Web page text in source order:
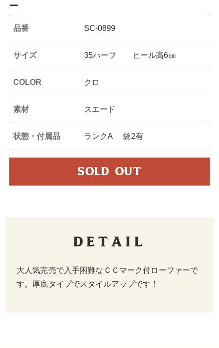
ー
品番 SC-0899
サイズ 35ハーフ ヒール高6㎝
COLOR クロ
素材 スエード
状態・付属品 ランクA 袋2有
SOLD OUT
Detail
大人気完売で入手困難なＣＣマーク付ローファーで
す。厚底タイプでスタイルアップです！